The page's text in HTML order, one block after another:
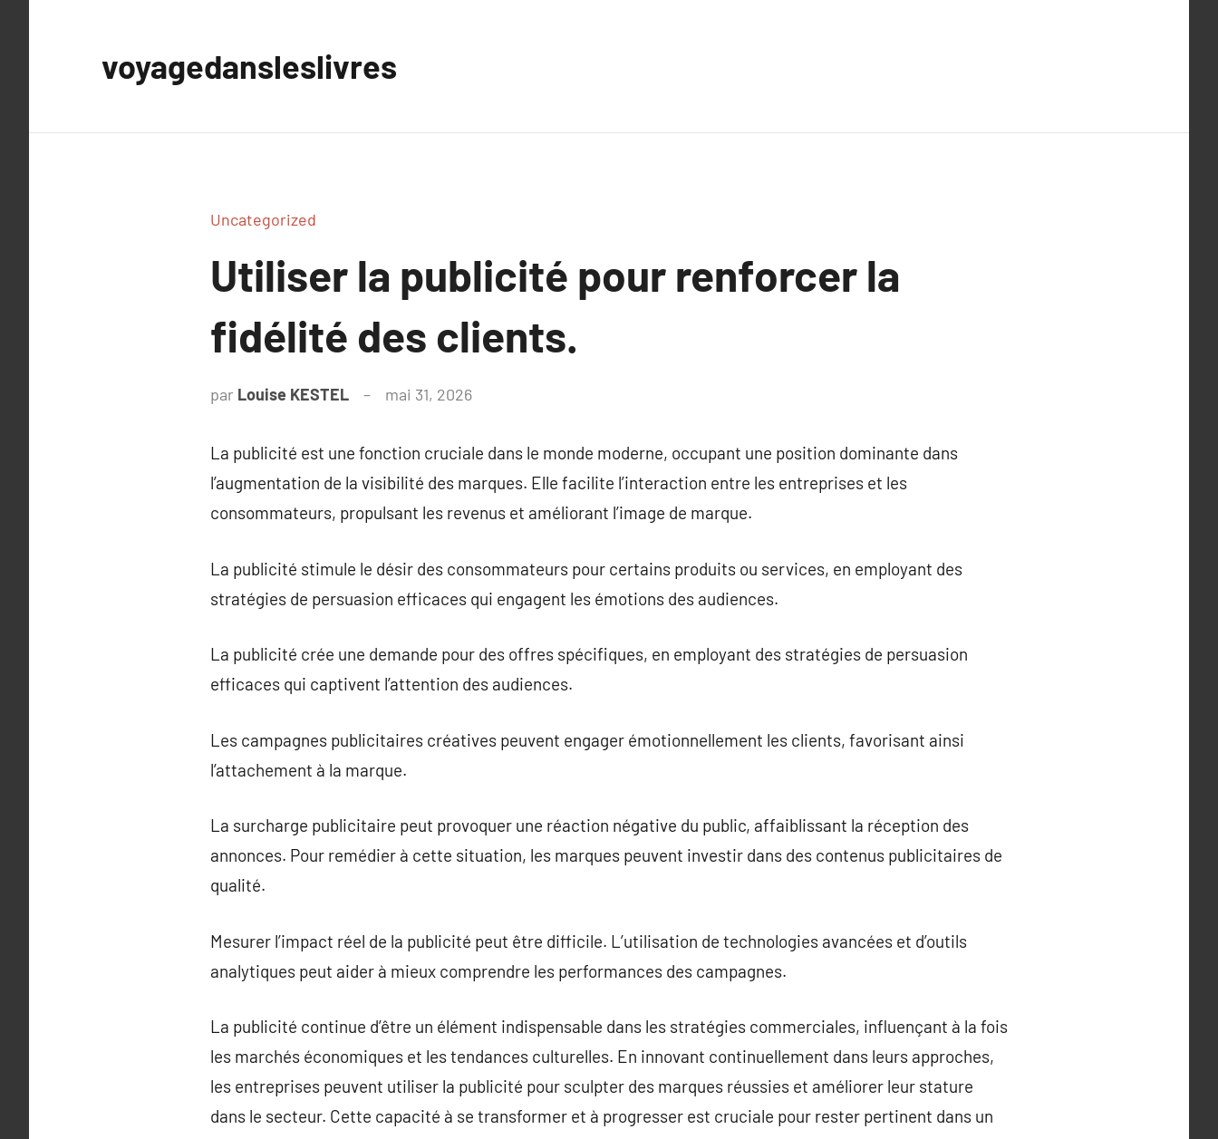
voyagedansleslivres
Uncategorized
Utiliser la publicité pour renforcer la
fidélité des clients.
par Louise KESTEL mai 31, 2026
La publicité est une fonction cruciale dans le monde moderne, occupant une position dominante dans
l’augmentation de la visibilité des marques. Elle facilite l’interaction entre les entreprises et les
consommateurs, propulsant les revenus et améliorant l’image de marque.
La publicité stimule le désir des consommateurs pour certains produits ou services, en employant des
stratégies de persuasion efficaces qui engagent les émotions des audiences.
La publicité crée une demande pour des offres spécifiques, en employant des stratégies de persuasion
efficaces qui captivent l’attention des audiences.
Les campagnes publicitaires créatives peuvent engager émotionnellement les clients, favorisant ainsi
l’attachement à la marque.
La surcharge publicitaire peut provoquer une réaction négative du public, affaiblissant la réception des
annonces. Pour remédier à cette situation, les marques peuvent investir dans des contenus publicitaires de
qualité.
Mesurer l’impact réel de la publicité peut être difficile. L’utilisation de technologies avancées et d’outils
analytiques peut aider à mieux comprendre les performances des campagnes.
La publicité continue d’être un élément indispensable dans les stratégies commerciales, influençant à la fois
les marchés économiques et les tendances culturelles. En innovant continuellement dans leurs approches,
les entreprises peuvent utiliser la publicité pour sculpter des marques réussies et améliorer leur stature
dans le secteur. Cette capacité à se transformer et à progresser est cruciale pour rester pertinent dans un